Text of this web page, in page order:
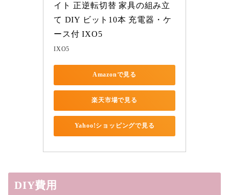
イト 正逆転切替 家具の組み立
て DIY ビット10本 充電器・ケ
ース付 IXO5
IXO5
Amazonで見る
楽天市場で見る
Yahoo!ショッピングで見る
DIY費用